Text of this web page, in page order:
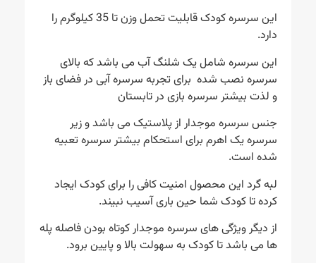
این سرسره کودک قابلیت تحمل وزن تا 35 کیلوگرم را
این سرسره شامل یک شلنگ آب می باشد که بالای
سرسره نصب شده برای تجربه سرسره آبی در فضای باز
و لذت بیشتر سرسره بازی در تابستان
جنس سرسره موجدار از پلاستیک می باشد و زیر
سرسره یک اهرم برای استحکام بیشتر سرسره تعبیه
شده است.
لبه گرد این محصول امنیت کافی را برای کودک ایجاد
کرده تا کودک شما حین باری آسیب نبیند.
از دیگر ویژگی های سرسره موجدار کوتاه بودن فاصله پله
ها می باشد تا کودک به سهولت بالا و پایین برود.